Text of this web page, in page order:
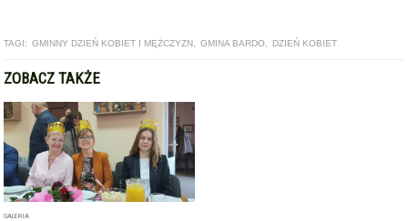
TAGI: GMINNY DZIEŃ KOBIET I MĘŻCZYZN GMINA BARDO DZIEŃ KOBIET
ZOBACZ TAKŻE
GALERIA